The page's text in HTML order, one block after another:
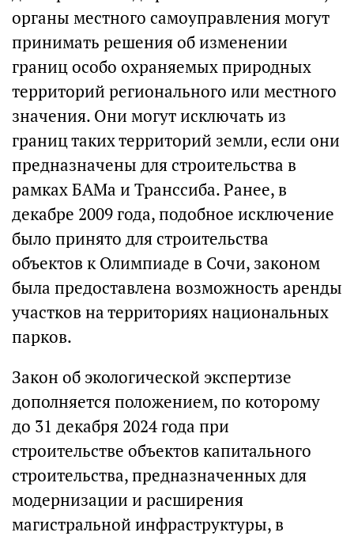
органы местного самоуправления могут
принимать решения об изменении
границ особо охраняемых природных
территорий регионального или местного
значения. Они могут исключать из
границ таких территорий земли, если они
предназначены для строительства в
рамках БАМа и Транссиба. Ранее, в
декабре 2009 года, подобное исключение
было принято для строительства
объектов к Олимпиаде в Сочи, законом
была предоставлена возможность аренды
участков на территориях национальных
парков.
Закон об экологической экспертизе
дополняется положением, по которому
до 31 декабря 2024 года при
строительстве объектов капитального
строительства, предназначенных для
модернизации и расширения
магистральной инфраструктуры, в